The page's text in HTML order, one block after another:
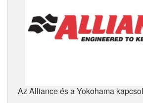
Az Alliance és a Yokohama